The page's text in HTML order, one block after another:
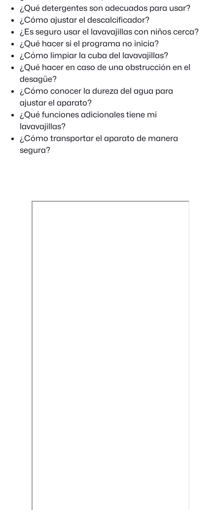
¿Qué detergentes son adecuados para usar?
¿Cómo ajustar el descalcificador?
¿Es seguro usar el lavavajillas con niños cerca?
¿Qué hacer si el programa no inicia?
¿Cómo limpiar la cuba del lavavajillas?
¿Qué hacer en caso de una obstrucción en el
desagüe?
¿Cómo conocer la dureza del agua para
ajustar el aparato?
¿Qué funciones adicionales tiene mi
lavavajillas?
¿Cómo transportar el aparato de manera
segura?